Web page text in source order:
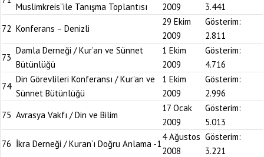
Muslimkreis”ile Tanışma Toplantısı
2009
3.441
72 Konferans – Denizli
29 Ekim
2009
Gösterim:
2.811
73
Damla Derneği / Kur’an ve Sünnet
Bütünlüğü
1 Ekim
2009
Gösterim:
4.716
74
Din Görevlileri Konferansı / Kur’an ve
Sünnet Bütünlüğü
1 Ekim
2009
Gösterim:
2.996
75 Avrasya Vakfı / Din ve Bilim
17 Ocak
2009
Gösterim:
5.013
76 İkra Derneği / Kuran’ı Doğru Anlama -1
4 Ağustos
2008
Gösterim:
3.221